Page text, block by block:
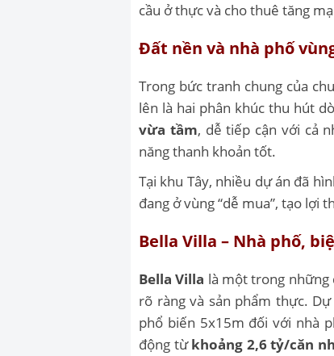
cầu ở thực và cho thuê tăng
Đất nền và nhà phố
Trong bức tranh chung của
lên là hai phân khúc thu hút
vừa tầm, dễ tiếp cận với cả
năng thanh khoản tốt.
Tại khu Tây, nhiều dự án đã
đang ở vùng “dễ mua”, tạo lợi
Bella Villa – Nhà phố,
Bella Villa là một trong những
rõ ràng và sản phẩm thực.
phổ biến 5x15m đối với nhà
động từkhoảng 2,6 tỷ/căn